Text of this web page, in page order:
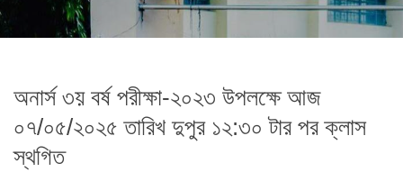
অনার্স ৩য় বর্ষ পরীক্ষা-২০২৩ উপলক্ষে আজ
০৭/০৫/২০২৫ তারিখ দুপুর ১২:৩০ টার পর ক্লাস
স্থগিত